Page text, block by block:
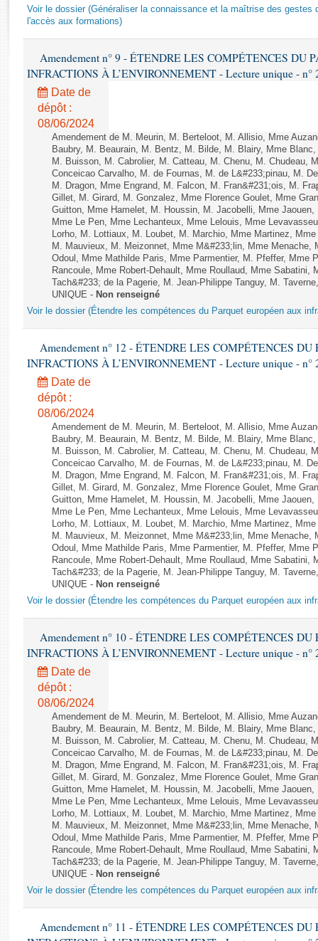
Rapports législatifs
Rapports sur l'application des lois
Baromètre de l’application des lois
Dossiers législatifs
Budget et sécurité sociale
Questions écrites et orales
Comptes rendus des débats
Voir le dossier (Généraliser la connaissance et la maîtrise des gestes
l'accès aux formations)
Amendement n° 9 - ÉTENDRE LES COMPÉTENCES DU
INFRACTIONS À L’ENVIRONNEMENT - Lecture unique - n°
Date de
dépôt :
08/06/2024
Amendement de M. Meurin, M. Berteloot, M. Allisio, Mme
Baubry, M. Beaurain, M. Bentz, M. Bilde, M. Blairy, Mme
M. Buisson, M. Cabrolier, M. Catteau, M. Chenu, M. Chudeau,
Conceicao Carvalho, M. de Fournas, M. de L&#233;pinau, M.
M. Dragon, Mme Engrand, M. Falcon, M. Fran&#231;ois, M.
Gillet, M. Girard, M. Gonzalez, Mme Florence Goulet, Mme
Guitton, Mme Hamelet, M. Houssin, M. Jacobelli, Mme
Mme Le Pen, Mme Lechanteux, Mme Lelouis, Mme
Lorho, M. Lottiaux, M. Loubet, M. Marchio, Mme Martinez,
M. Mauvieux, M. Meizonnet, Mme M&#233;lin, Mme Menache,
Odoul, Mme Mathilde Paris, Mme Parmentier, M. Pfeffer, Mme
Rancoule, Mme Robert-Dehault, Mme Roullaud, Mme
Tach&#233; de la Pagerie, M. Jean-Philippe Tanguy, M.
UNIQUE - Non renseigné
Voir le dossier (Étendre les compétences du Parquet européen aux
Amendement n° 12 - ÉTENDRE LES COMPÉTENCES
INFRACTIONS À L’ENVIRONNEMENT - Lecture unique - n°
Date de
dépôt :
08/06/2024
Amendement de M. Meurin, M. Berteloot, M. Allisio, Mme
Baubry, M. Beaurain, M. Bentz, M. Bilde, M. Blairy, Mme
M. Buisson, M. Cabrolier, M. Catteau, M. Chenu, M. Chudeau,
Conceicao Carvalho, M. de Fournas, M. de L&#233;pinau, M.
M. Dragon, Mme Engrand, M. Falcon, M. Fran&#231;ois, M.
Gillet, M. Girard, M. Gonzalez, Mme Florence Goulet, Mme
Guitton, Mme Hamelet, M. Houssin, M. Jacobelli, Mme
Mme Le Pen, Mme Lechanteux, Mme Lelouis, Mme
Lorho, M. Lottiaux, M. Loubet, M. Marchio, Mme Martinez,
M. Mauvieux, M. Meizonnet, Mme M&#233;lin, Mme Menache,
Odoul, Mme Mathilde Paris, Mme Parmentier, M. Pfeffer, Mme
Rancoule, Mme Robert-Dehault, Mme Roullaud, Mme
Tach&#233; de la Pagerie, M. Jean-Philippe Tanguy, M.
UNIQUE - Non renseigné
Voir le dossier (Étendre les compétences du Parquet européen aux
Amendement n° 10 - ÉTENDRE LES COMPÉTENCES
INFRACTIONS À L’ENVIRONNEMENT - Lecture unique - n°
Date de
dépôt :
08/06/2024
Amendement de M. Meurin, M. Berteloot, M. Allisio, Mme
Baubry, M. Beaurain, M. Bentz, M. Bilde, M. Blairy, Mme
M. Buisson, M. Cabrolier, M. Catteau, M. Chenu, M. Chudeau,
Conceicao Carvalho, M. de Fournas, M. de L&#233;pinau, M.
M. Dragon, Mme Engrand, M. Falcon, M. Fran&#231;ois, M.
Gillet, M. Girard, M. Gonzalez, Mme Florence Goulet, Mme
Guitton, Mme Hamelet, M. Houssin, M. Jacobelli, Mme
Mme Le Pen, Mme Lechanteux, Mme Lelouis, Mme
Lorho, M. Lottiaux, M. Loubet, M. Marchio, Mme Martinez,
M. Mauvieux, M. Meizonnet, Mme M&#233;lin, Mme Menache,
Odoul, Mme Mathilde Paris, Mme Parmentier, M. Pfeffer, Mme
Rancoule, Mme Robert-Dehault, Mme Roullaud, Mme
Tach&#233; de la Pagerie, M. Jean-Philippe Tanguy, M.
UNIQUE - Non renseigné
Voir le dossier (Étendre les compétences du Parquet européen aux
Amendement n° 11 - ÉTENDRE LES COMPÉTENCES